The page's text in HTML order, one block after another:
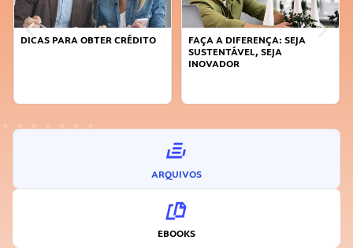
DICAS PARA OBTER CRÉDITO
FAÇA A DIFERENÇA: SEJA
SUSTENTÁVEL, SEJA
INOVADOR
ARQUIVOS
EBOOKS